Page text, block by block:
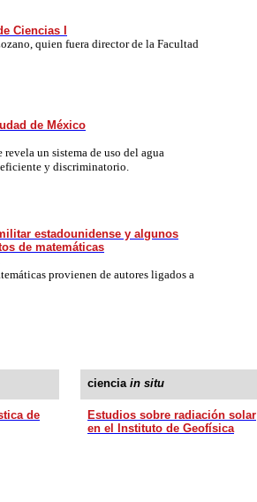
Ciencias I
quien fuera director de la Facultad
de México
un sistema de uso del agua
y discriminatorio.
estadounidense y algunos
de matemáticas
provienen de autores ligados a
ciencia in situ
de
Estudios sobre radiación solar
en el Instituto de Geofísica